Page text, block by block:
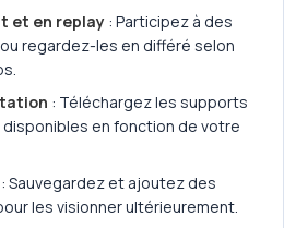
et en replay : Participez à des
regardez-les en différé selon
: Téléchargez les supports
en fonction de votre
: Sauvegardez et ajoutez des
les visionner ultérieurement.